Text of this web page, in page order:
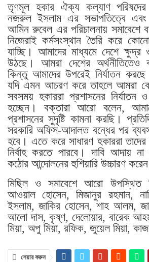
তৃণমূল হকার ঐক্য কল্যাণ পরিষদের
নজরুল ইসলাম এর সভাপতিত্বে
আমিন রুবেল এর পরিচালনায় সমাবেশে
নিজেরাই কর্মসংস্থান তৈরি করে
যাচ্ছি। আমাদের মাধ্যমে দেশে ক্ষুদ্র
উঠছে। আমরা দেশের অর্থনীতিতেও
কিন্তু আমাদের উপরেই নির্যাতন
যদি এমন আচরণ করে তাহলে আমরা
সবসময় হকাররা প্রশাসনের নির্যাতন
হচ্ছেন। বক্তারা আরো বলেন,
প্রশাসনের সুদৃষ্টি কামনা করছি।
সরকারি অফিস-আদালত বন্ধের পর
হবে। এতে করে সাধারণ হকাররা তাদের
নির্বাহ করতে পারবে। দাবি আদায়
কঠোর আন্দোলনের হুশিয়ারি উচ্চারণ
মিছিল ও সমাবেশে আরো উপস্থিত
আওয়াল হোসেন, মিজানুর রহমান,
ইসলাম, জাকির হোসেন, শাহ আলম,
আলো দাস, কৃষ্ণ, দেলোয়ার, বারেক
মিয়া, অপু মিয়া, রফিক, জুয়েল মিয়া,
শেয়ার করুন